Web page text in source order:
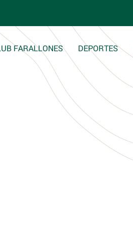
FARALLONES DEPORTES